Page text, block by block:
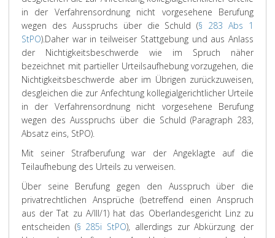
in der Verfahrensordnung nicht vorgesehene Berufung
wegen des Ausspruchs über die Schuld (§ 283 Abs 1
StPO).Daher war in teilweiser Stattgebung und aus Anlass
der Nichtigkeitsbeschwerde wie im Spruch näher
bezeichnet mit partieller Urteilsaufhebung vorzugehen, die
Nichtigkeitsbeschwerde aber im Übrigen zurückzuweisen,
desgleichen die zur Anfechtung kollegialgerichtlicher Urteile
in der Verfahrensordnung nicht vorgesehene Berufung
wegen des Ausspruchs über die Schuld (Paragraph 283,
Absatz eins, StPO).
Mit seiner Strafberufung war der Angeklagte auf die
Teilaufhebung des Urteils zu verweisen.
Über seine Berufung gegen den Ausspruch über die
privatrechtlichen Ansprüche (betreffend einen Anspruch
aus der Tat zu A/III/1) hat das Oberlandesgericht Linz zu
entscheiden (§ 285i StPO), allerdings zur Abkürzung der